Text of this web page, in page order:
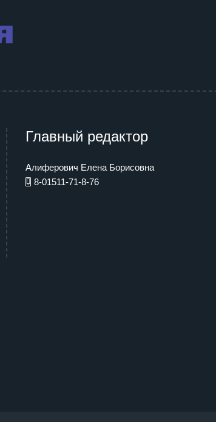
Главный редактор
Алиферович Елена Борисовна
8-01511-71-8-76